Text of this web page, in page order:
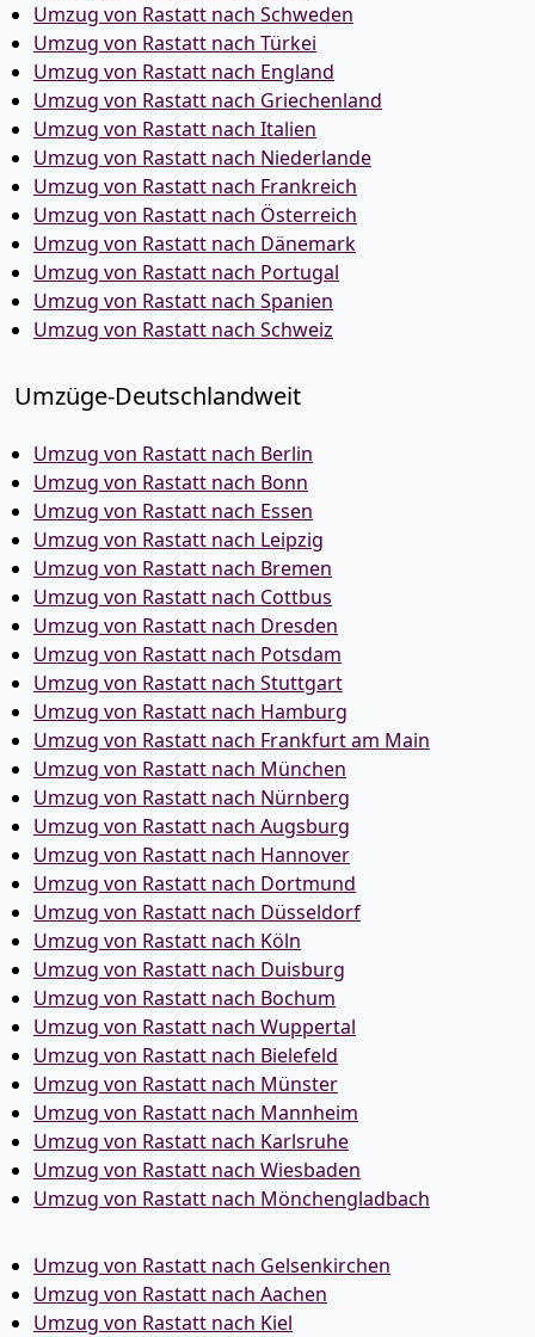
Umzug von Rastatt nach Schweden
Umzug von Rastatt nach Türkei
Umzug von Rastatt nach England
Umzug von Rastatt nach Griechenland
Umzug von Rastatt nach Italien
Umzug von Rastatt nach Niederlande
Umzug von Rastatt nach Frankreich
Umzug von Rastatt nach Österreich
Umzug von Rastatt nach Dänemark
Umzug von Rastatt nach Portugal
Umzug von Rastatt nach Spanien
Umzug von Rastatt nach Schweiz
Umzüge-Deutschlandweit
Umzug von Rastatt nach Berlin
Umzug von Rastatt nach Bonn
Umzug von Rastatt nach Essen
Umzug von Rastatt nach Leipzig
Umzug von Rastatt nach Bremen
Umzug von Rastatt nach Cottbus
Umzug von Rastatt nach Dresden
Umzug von Rastatt nach Potsdam
Umzug von Rastatt nach Stuttgart
Umzug von Rastatt nach Hamburg
Umzug von Rastatt nach Frankfurt am Main
Umzug von Rastatt nach München
Umzug von Rastatt nach Nürnberg
Umzug von Rastatt nach Augsburg
Umzug von Rastatt nach Hannover
Umzug von Rastatt nach Dortmund
Umzug von Rastatt nach Düsseldorf
Umzug von Rastatt nach Köln
Umzug von Rastatt nach Duisburg
Umzug von Rastatt nach Bochum
Umzug von Rastatt nach Wuppertal
Umzug von Rastatt nach Bielefeld
Umzug von Rastatt nach Münster
Umzug von Rastatt nach Mannheim
Umzug von Rastatt nach Karlsruhe
Umzug von Rastatt nach Wiesbaden
Umzug von Rastatt nach Mönchen­gladbach
Umzug von Rastatt nach Gelsenkirchen
Umzug von Rastatt nach Aachen
Umzug von Rastatt nach Kiel